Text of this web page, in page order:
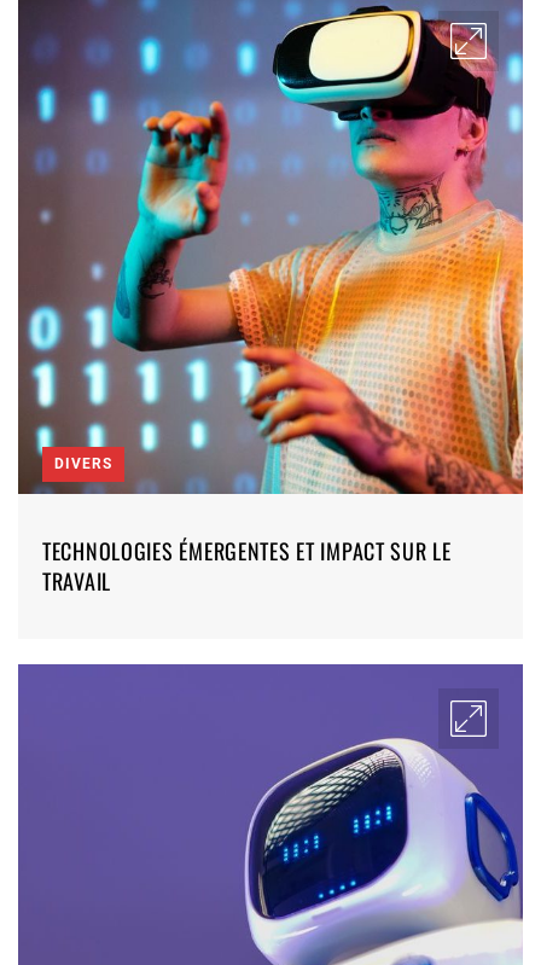
DIVERS
TECHNOLOGIES ÉMERGENTES ET IMPACT SUR LE
TRAVAIL